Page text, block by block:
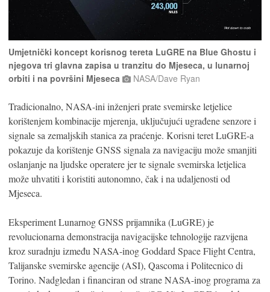
Umjetnički koncept korisnog tereta LuGRE na Blue Ghostu i
njegova tri glavna zapisa u tranzitu do Mjeseca, u lunarnoj
orbiti i na površini Mjeseca
NASA/Dave Ryan
Tradicionalno, NASA-ini inženjeri prate svemirske letjelice
korištenjem kombinacije mjerenja, uključujući ugrađene senzore i
signale sa zemaljskih stanica za praćenje. Korisni teret LuGRE-a
pokazuje da korištenje GNSS signala za navigaciju može smanjiti
oslanjanje na ljudske operatere jer te signale svemirska letjelica
može uhvatiti i koristiti autonomno, čak i na udaljenosti od
Mjeseca.
Eksperiment Lunarnog GNSS prijamnika (LuGRE) je
revolucionarna demonstracija navigacijske tehnologije razvijena
kroz suradnju između NASA-inog Goddard Space Flight Centra,
Talijanske svemirske agencije (ASI), Qascoma i Politecnico di
Torino. Nadgledan i financiran od strane NASA-inog programa za